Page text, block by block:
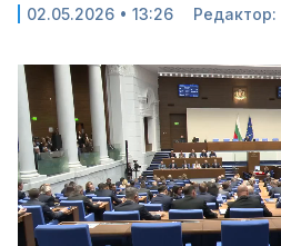
02.05.2026 • 13:26 Редактор: